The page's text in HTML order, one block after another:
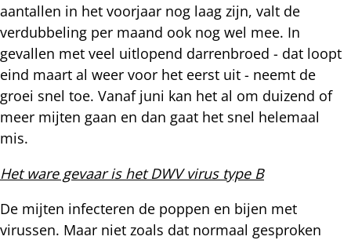
aantallen in het voorjaar nog laag zijn, valt de
verdubbeling per maand ook nog wel mee. In
gevallen met veel uitlopend darrenbroed - dat loopt
eind maart al weer voor het eerst uit - neemt de
groei snel toe. Vanaf juni kan het al om duizend of
meer mijten gaan en dan gaat het snel helemaal
mis.
Het ware gevaar is het DWV virus type B
De mijten infecteren de poppen en bijen met
virussen. Maar niet zoals dat normaal gesproken